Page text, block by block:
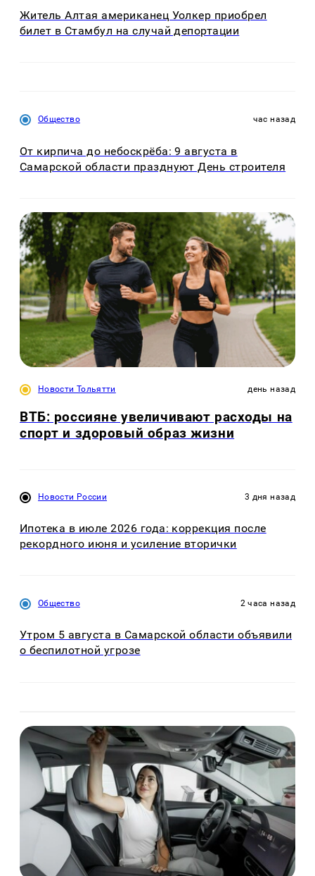
Житель Алтая американец Уолкер приобрел
билет в Стамбул на случай депортации
Общество час назад
От кирпича до небоскрёба: 9 августа в
Самарской области празднуют День строителя
Новости Тольятти день назад
ВТБ: россияне увеличивают расходы на
спорт и здоровый образ жизни
Новости России 3 дня назад
Ипотека в июле 2026 года: коррекция после
рекордного июня и усиление вторички
Общество 2 часа назад
Утром 5 августа в Самарской области объявили
о беспилотной угрозе